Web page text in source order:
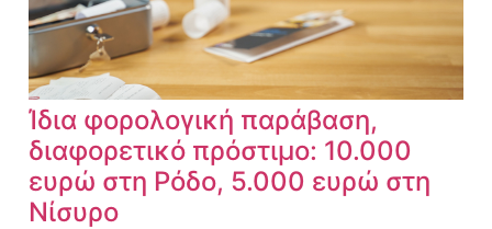
Ίδια φορολογική παράβαση,
διαφορετικό πρόστιμο: 10.000
ευρώ στη Ρόδο, 5.000 ευρώ στη
Νίσυρο